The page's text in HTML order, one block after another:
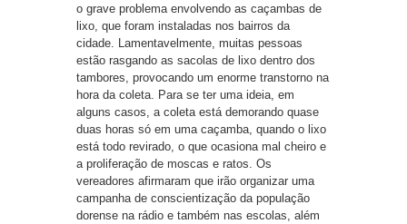
o grave problema envolvendo as caçambas de
lixo, que foram instaladas nos bairros da
cidade. Lamentavelmente, muitas pessoas
estão rasgando as sacolas de lixo dentro dos
tambores, provocando um enorme transtorno na
hora da coleta. Para se ter uma ideia, em
alguns casos, a coleta está demorando quase
duas horas só em uma caçamba, quando o lixo
está todo revirado, o que ocasiona mal cheiro e
a proliferação de moscas e ratos. Os
vereadores afirmaram que irão organizar uma
campanha de conscientização da população
dorense na rádio e também nas escolas, além